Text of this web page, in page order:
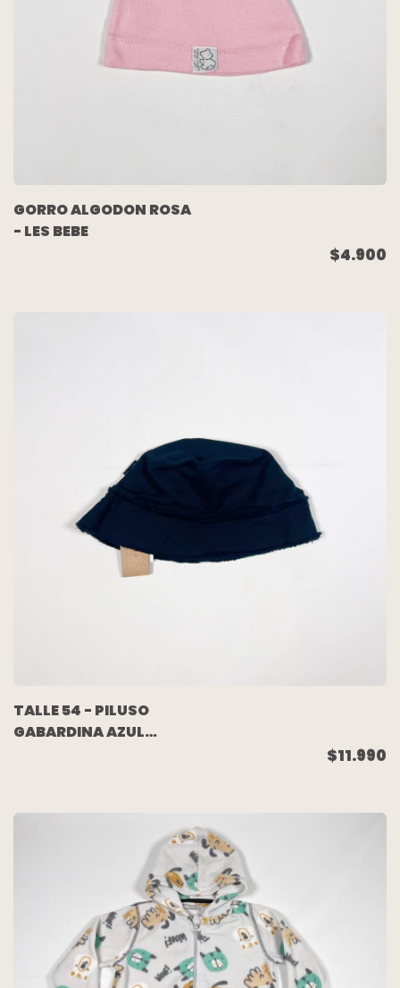
GORRO ALGODON ROSA
- LES BEBE
$4.900
TALLE 54 - PILUSO
GABARDINA AZUL
$11.990